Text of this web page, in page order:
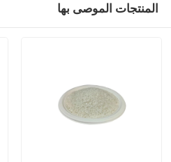
المنتجات الموصى بها